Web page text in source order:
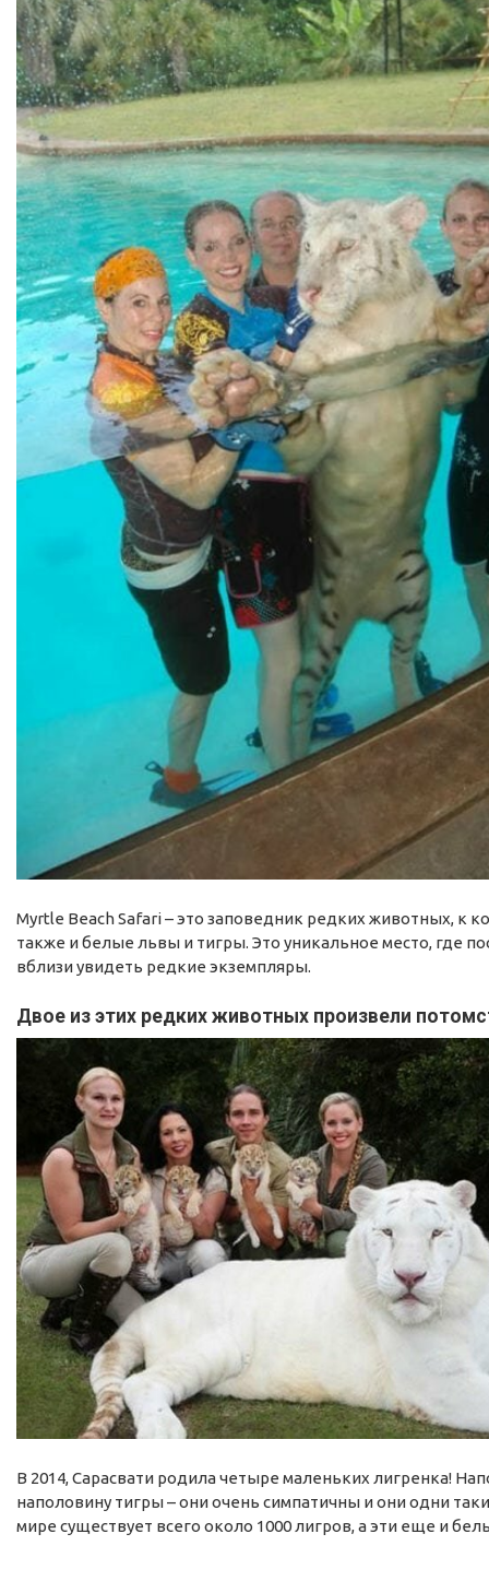
Myrtle Beach Safari – это заповедник редких животных, к
также и белые львы и тигры. Это уникальное место, где
вблизи увидеть редкие экземпляры.
Двое из этих редких животных произвели
В 2014, Сарасвати родила четыре маленьких лигренка!
наполовину тигры – они очень симпатичны и они одни
мире существует всего около 1000 лигров, а эти еще и